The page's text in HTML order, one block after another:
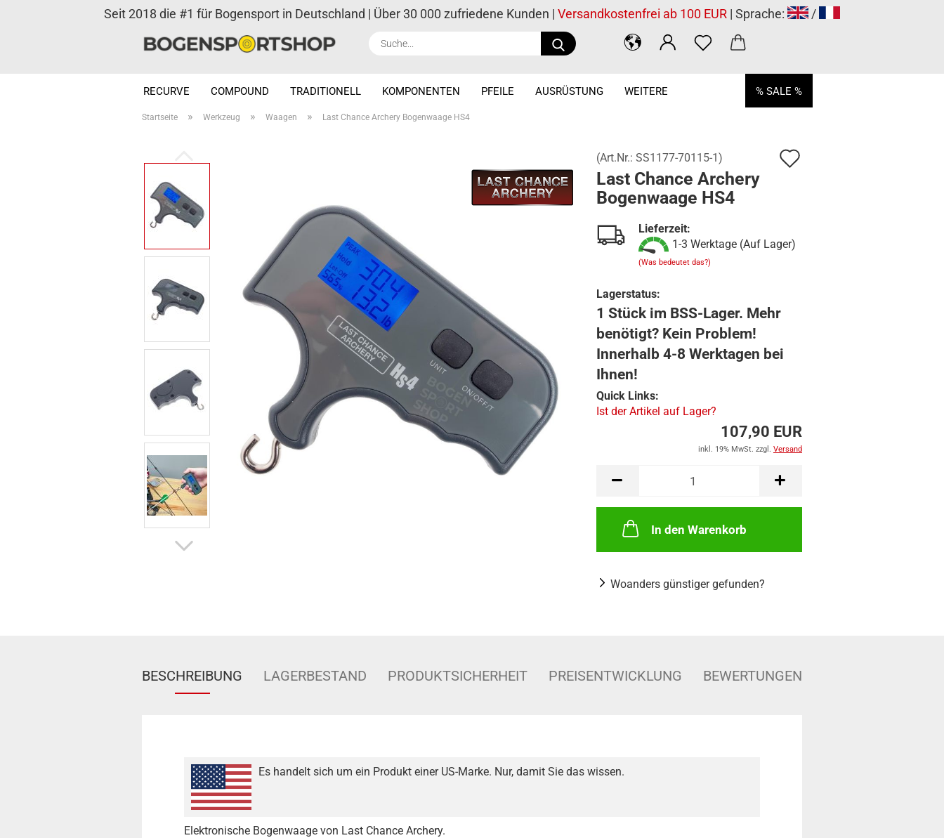
Suche...
Seit 2018 die #1 für Bogensport in Deutschland | Über 30 000 zufriedene Kunden | Versandkostenfrei ab 100 EUR | Sprache: /
RECURVE COMPOUND TRADITIONELL KOMPONENTEN PFEILE AUSRÜSTUNG % SALE %
WEITERE
Startseite » Werkzeug » Waagen » Last Chance Archery Bogenwaage HS4
(Art.Nr.: SS1177-70115-1)
Last Chance Archery
Bogenwaage HS4
Lieferzeit:
1-3 Werktage (Auf Lager)
(Was bedeutet das?)
Lagerstatus:
1 Stück im BSS-Lager. Mehr
benötigt? Kein Problem!
Innerhalb 4-8 Werktagen bei
Ihnen!
Quick Links:
Ist der Artikel auf Lager?
107,90 EUR
inkl. 19% MwSt. zzgl. Versand
In den Warenkorb
Woanders günstiger gefunden?
BESCHREIBUNG LAGERBESTAND PRODUKTSICHERHEIT PREISENTWICKLUNG BEWERTUNGEN
Es handelt sich um ein Produkt einer US-Marke. Nur, damit Sie das wissen.
Elektronische Bogenwaage von Last Chance Archery.